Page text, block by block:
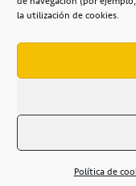
la utilización de cookies.
Política de
+34 922
Casa
POLÍTICA DE
AVISO